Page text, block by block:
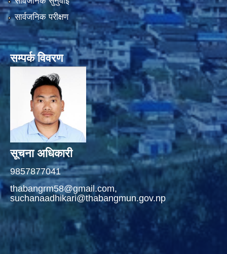
सार्वजनिक परीक्षण
सम्पर्क विवरण
सूचना अधिकारी
9857877041
thabangrm58@gmail.com,
suchanaadhikari@thabangmun.gov.np